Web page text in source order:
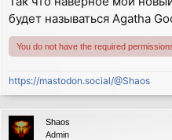
будет называться Agatha
You do not have the required
https://mastodon.social/@Shaos
Shaos
Admin